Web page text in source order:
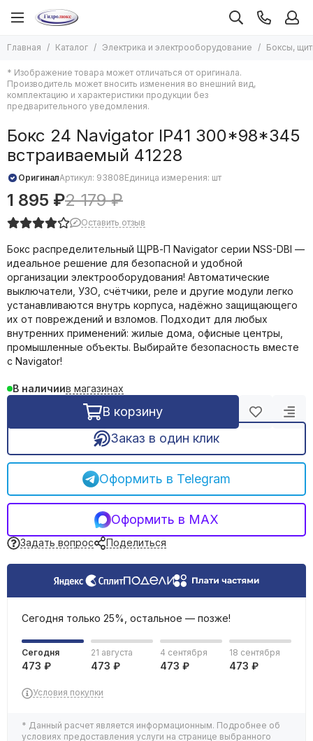
Электрика и электрооборудование
Кабель, провод, трос
Автоматические выключатели и УЗО
Боксы, щиты
Трансформаторы, рубильники
Розетки и выключатели
ИБП, Аккумуляторы, Стабилизаторы
Батарейки и аккумуляторы
Счетчики электроэнергии
Датчики, реле электрические
Средства электромонтажа
Гофра, металлорукав, труба ПВХ
Коробки монтажные
Кабель каналы
Подрозетники
Клеммы, шины, блоки зажимов
Наконечники, гильзы
Стяжки нейлоновые, хомуты
Силовые разъемы
Устройства подачи команд и сигналов
Удлинители, тройники, сетевые фильтры
Штекеры, переходники
Звонки дверные
Кипятильники
Главная Каталог Электрика и электрооборудование Боксы,
* Изображение товара может отличаться от оригинала.
Производитель может вносить изменения во внешний вид,
комплектацию и характеристики продукции без
предварительного уведомления.
Бокс 24 Navigator IP41 300*98*345
встраиваемый 41228
ОригиналАртикул: 93808Единица измерения: шт
1 895 ₽2 179 ₽
Оставить отзыв
Бокс распределительный ЩРВ-П Navigator серии NSS-DBI —
идеальное решение для безопасной и удобной
организации электрооборудования! Автоматические
выключатели, УЗО, счётчики, реле и другие модули легко
устанавливаются внутрь корпуса, надёжно защищающего
их от повреждений и взломов. Подходит для любых
внутренних применений: жилые дома, офисные центры,
промышленные объекты. Выбирайте безопасность вместе
с Navigator!
В наличии в магазинах
В корзину
Оформить в Telegram
Оформить в MAX
Заказ в один клик
Задать вопрос Поделиться
Сегодня только 25%, остальное — позже!
Сегодня
473 ₽
21 августа
473 ₽
4 сентября
473 ₽
18 сентября
473 ₽
Условия покупки
* Данный расчет является информационным. Подробнее об
условиях предоставления услуги на странице выбранного